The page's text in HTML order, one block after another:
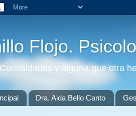
Flojo.
y alguna que otra
Dra. Aida Bello Canto